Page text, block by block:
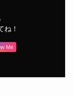
ね！
Me